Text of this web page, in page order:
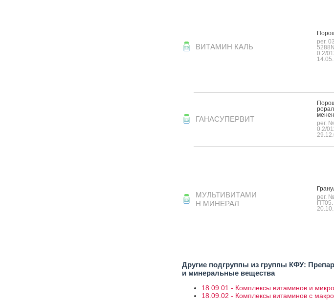
ВИТАМИН КАЛЬ
рег.
0.2/
ГАНАСУПЕРВИТ
рег.
0.2/
МУЛЬТИВИТАМИ
Н МИНЕРАЛ
рег.
Другие подгруппы из группы КФУ:
и минеральные вещества
18.09.01 - Комплексы витаминов и
18.09.02 - Комплексы витаминов с